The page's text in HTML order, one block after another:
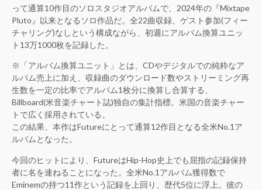
って通算10作目のソロスタジオアルバムで、2024年の『Mixtape
Pluto』以来となるソロ作品だ。全22曲収録、ゲスト参加(フィー
チャリング)なしという構成ながら、初週にアルバム換算ユニッ
ト13万1000枚を記録した。
※「アルバム換算ユニット」とは、CDやデジタルでの純粋なア
ルバム売上に加え、収録曲のダウンロード数やストリーミング再
生数を一定の比率でアルバム1枚分に換算し合算する、
Billboard(米音楽チャート誌)独自の集計指標。米国の音楽チャー
トで広く採用されている。
この結果、本作はFutureにとって通算12作目となる全米No.1ア
ルバムとなった。
今回のヒットにより、FutureはHip-Hop史上でも屈指の記録保持
者に名を連ねることになった。全米No.1アルバム獲得数で
Eminemの持つ11作という記録を上回り、歴代5位に浮上。彼の